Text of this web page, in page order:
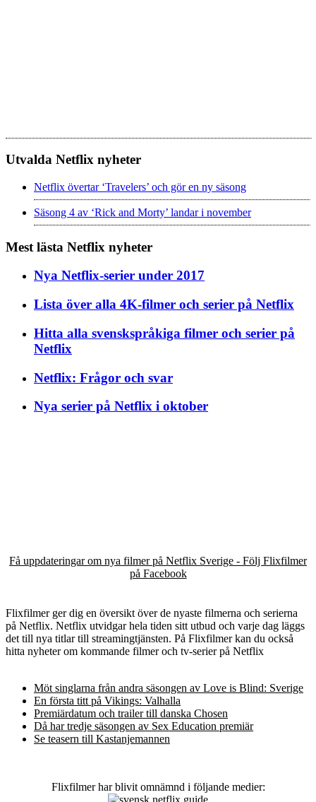
Utvalda Netflix nyheter
Netflix övertar ‘Travelers’ och gör en ny säsong
Säsong 4 av ‘Rick and Morty’ landar i november
Mest lästa Netflix nyheter
Nya Netflix-serier under 2017
Lista över alla 4K-filmer och serier på Netflix
Hitta alla svenskspråkiga filmer och serier på
Netflix
Netflix: Frågor och svar
Nya serier på Netflix i oktober
Få uppdateringar om nya filmer på Netflix Sverige - Följ Flixfilmer
på Facebook
Flixfilmer ger dig en översikt över de nyaste filmerna och serierna
på Netflix. Netflix utvidgar hela tiden sitt utbud och varje dag läggs
det till nya titlar till streamingtjänsten. På Flixfilmer kan du också
hitta nyheter om kommande filmer och tv-serier på Netflix
Möt singlarna från andra säsongen av Love is Blind: Sverige
En första titt på Vikings: Valhalla
Premiärdatum och trailer till danska Chosen
Då har tredje säsongen av Sex Education premiär
Se teasern till Kastanjemannen
Flixfilmer har blivit omnämnd i följande medier: